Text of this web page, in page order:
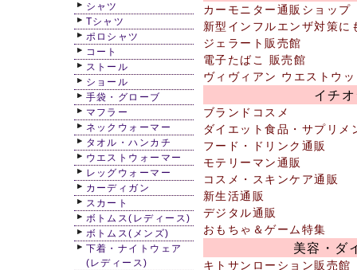
カーモニター通販ショップ
新型インフルエンザ対策
ジェラート販売館
電子たばこ 販売館
ヴィヴィアン ウエストウ
イチ
ブランドコスメ
ダイエット食品・サプリメ
フード・ドリンク通販
モテリーマン通販
コスメ・スキンケア通販
新生活通販
デジタル通販
おもちゃ＆ゲーム特集
美容・ダ
キトサンローション販売館
シャツ
Tシャツ
ポロシャツ
コート
ストール
ショール
手袋・グローブ
マフラー
ネックウォーマー
タオル・ハンカチ
ウエストウォーマー
レッグウォーマー
カーディガン
スカート
ボトムス(レディース)
ボトムス(メンズ)
下着・ナイトウェア
(レディース)